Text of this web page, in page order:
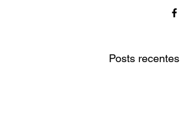
Posts recentes